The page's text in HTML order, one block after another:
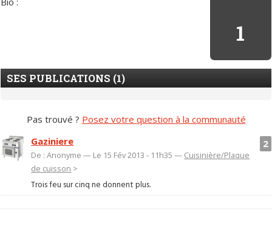
1
SES PUBLICATIONS (1)
Pas trouvé ? Posez votre question à la communauté
2
Gaziniere
De : Anonyme — Le 15 Fév 2013 - 11h35 — Cuisinière/Plaque
de cuisson >
Trois feu sur cinq ne donnent plus.